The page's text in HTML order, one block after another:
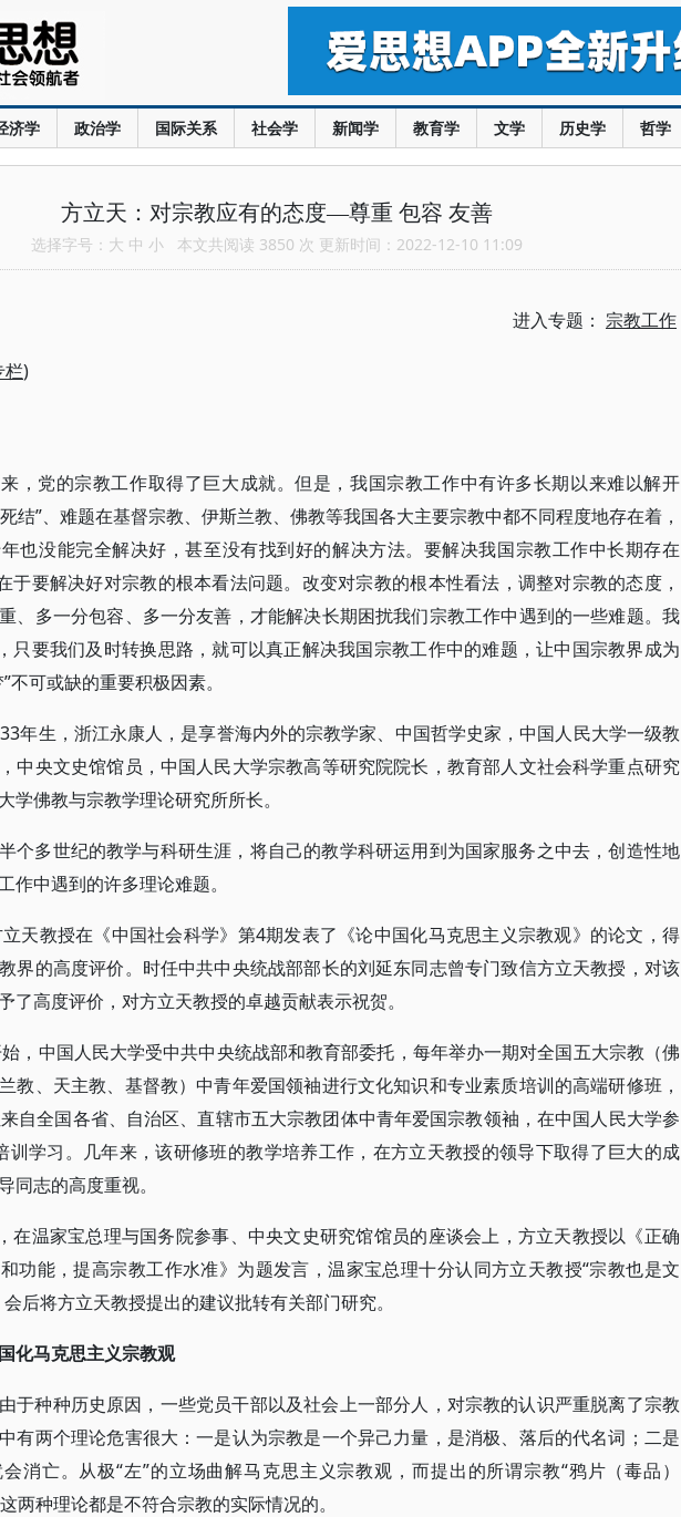
济学 政治学 国际关系 社会学 新闻学 教育学 文学 历史学 哲学
方立天：对宗教应有的态度—尊重 包容 友善
选择字号： 大 中 小 本文共阅读 3850 次 更新时间：2022-12-10 11:09
进入专题： 宗教工作
栏)
，党的宗教工作取得了巨大成就。但是，我国宗教工作中有许多长期以来难以解开
死结”、难题在基督宗教、伊斯兰教、佛教等我国各大主要宗教中都不同程度地存在着，
也没能完全解决好，甚至没有找到好的解决方法。要解决我国宗教工作中长期存在
于要解决好对宗教的根本看法问题。改变对宗教的根本性看法，调整对宗教的态度，
、多一分包容、多一分友善，才能解决长期困扰我们宗教工作中遇到的一些难题。我
只要我们及时转换思路，就可以真正解决我国宗教工作中的难题，让中国宗教界成为
不可或缺的重要积极因素。
年生，浙江永康人，是享誉海内外的宗教学家、中国哲学史家，中国人民大学一级教
中央文史馆馆员，中国人民大学宗教高等研究院院长，教育部人文社会科学重点研究
学佛教与宗教学理论研究所所长。
个多世纪的教学与科研生涯，将自己的教学科研运用到为国家服务之中去，创造性地
作中遇到的许多理论难题。
天教授在《中国社会科学》第4期发表了《论中国化马克思主义宗教观》的论文，得
界的高度评价。时任中共中央统战部部长的刘延东同志曾专门致信方立天教授，对该
了高度评价，对方立天教授的卓越贡献表示祝贺。
，中国人民大学受中共中央统战部和教育部委托，每年举办一期对全国五大宗教（佛
教、天主教、基督教）中青年爱国领袖进行文化知识和专业素质培训的高端研修班，
自全国各省、自治区、直辖市五大宗教团体中青年爱国宗教领袖，在中国人民大学参
训学习。几年来，该研修班的教学培养工作，在方立天教授的领导下取得了巨大的成
同志的高度重视。
在温家宝总理与国务院参事、中央文史研究馆馆员的座谈会上，方立天教授以《正确
功能，提高宗教工作水准》为题发言，温家宝总理十分认同方立天教授“宗教也是文
后将方立天教授提出的建议批转有关部门研究。
化马克思主义宗教观
于种种历史原因，一些党员干部以及社会上一部分人，对宗教的认识严重脱离了宗教
有两个理论危害很大：一是认为宗教是一个异己力量，是消极、落后的代名词；二是
消亡。从极“左”的立场曲解马克思主义宗教观，而提出的所谓宗教“鸦片（毒品）
两种理论都是不符合宗教的实际情况的。